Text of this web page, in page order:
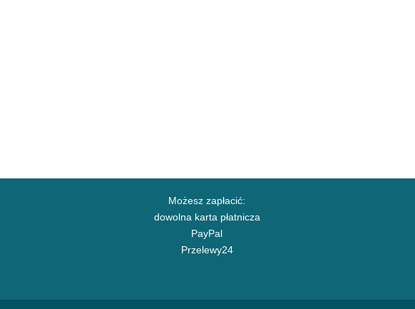
Możesz zapłacić:
dowolna karta płatnicza
PayPal
Przelewy24